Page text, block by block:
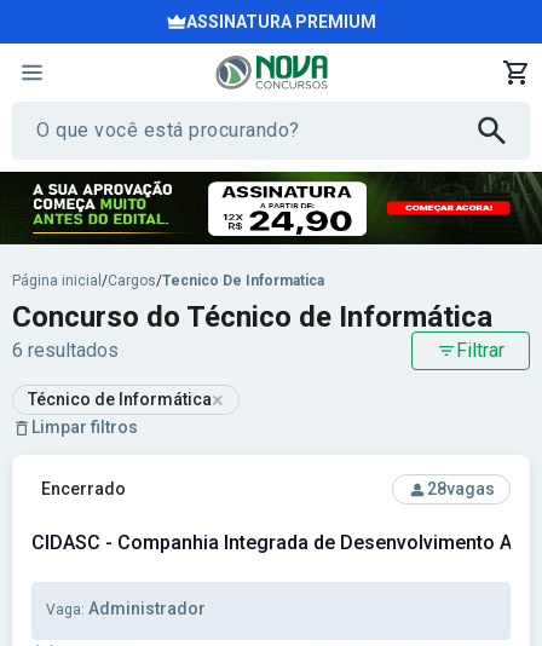
ASSINATURA PREMIUM
Página inicial /Cargos/Tecnico De Informatica
Concurso do Técnico de Informática
6 resultados Filtrar
Técnico de Informática×
Limpar filtros
Ver concurso: CIDASC - Companhia Integrada de
Encerrado 28vagas
CIDASC - Companhia Integrada de Desenvolvimento
Vaga: Administrador